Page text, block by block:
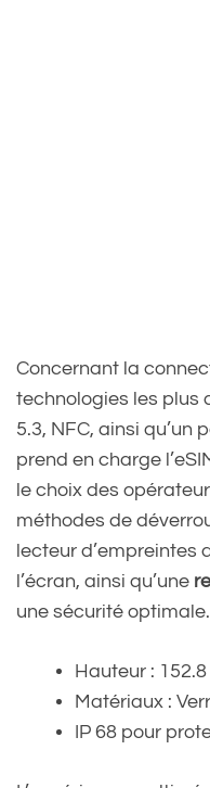
Concernant la
technologies les plus
5.3, NFC, ainsi qu’un
prend en charge
le choix des
méthodes de
lecteur d’empreintes
l’écran, ainsi qu’une
une sécurité optimale.
Hauteur :
Matériaux :
IP 68 pour